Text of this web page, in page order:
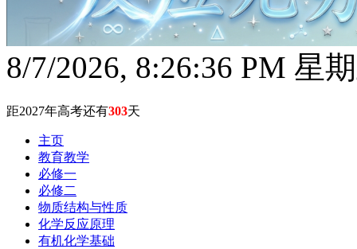
8/7/2026, 8:26:37 PM 星
距2027年高考还有303天
主页
教育教学
必修一
必修二
物质结构与性质
化学反应原理
有机化学基础